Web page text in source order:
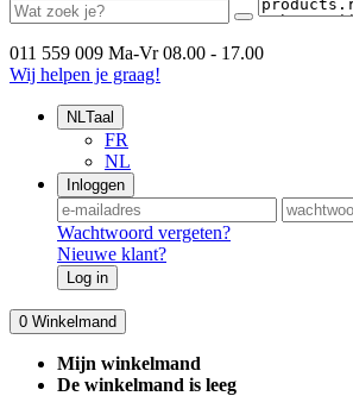
011 559 009 Ma-Vr 08.00 - 17.00
Wij helpen je graag!
NLTaal
FR
NL
Inloggen
Wachtwoord vergeten?
Nieuwe klant?
Log in
0 Winkelmand
Mijn winkelmand
De winkelmand is leeg